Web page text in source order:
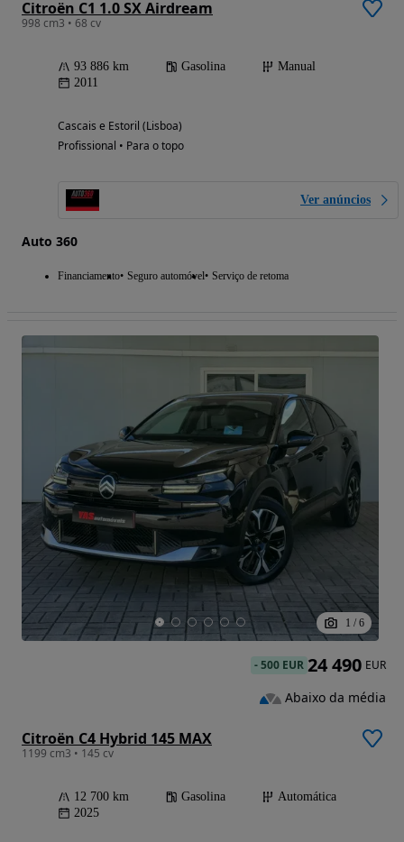
Citroën C1 1.0 SX Airdream
998 cm3 • 68 cv
93 886 km Gasolina
Manual
2011
Cascais e Estoril (Lisboa)
Profissional • Para o topo
Ver anúncios
Auto 360
Financiamento Seguro automóvel Serviço de retoma
1 / 6
Citroën C4 Hybrid 145 MAX
1199 cm3 • 145 cv
12 700 km Gasolina
Automática
2025
-500 EUR 24 490 EUR
Abaixo da média